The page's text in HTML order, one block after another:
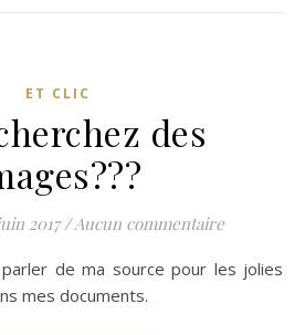
ET CLIC
des
2017 /Aucun commentaire
mes documents.